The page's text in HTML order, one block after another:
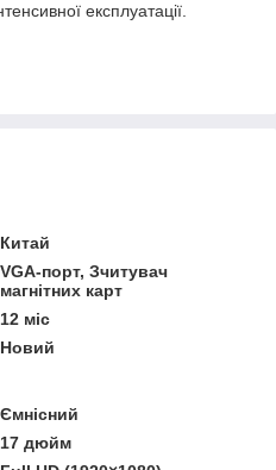
експлуатації.
Китай
VGA-порт, Зчитувач
магнітних карт
12 міс
Новий
Ємнісний
17 дюйм